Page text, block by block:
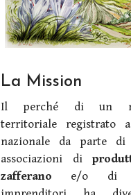
La Mission
Il perché di un
territoriale registrato
nazionale da parte di
associazioni di
zafferano e/o di